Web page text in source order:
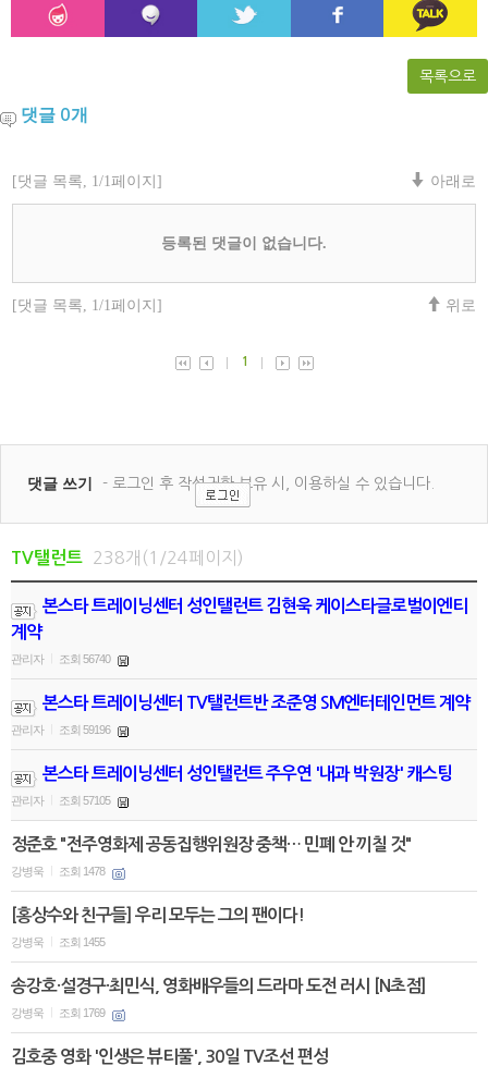
목록으로
댓글 0개
TV탤런트 238개(1/24페이지)
본스타 트레이닝센터 성인탤런트 김현욱 케이스타글로벌이엔티
계약
관리자 조회 56740
본스타 트레이닝센터 TV탤런트반 조준영 SM엔터테인먼트 계약
관리자 조회 59196
본스타 트레이닝센터 성인탤런트 주우연 '내과 박원장' 캐스팅
관리자 조회 57105
정준호 "전주영화제 공동집행위원장 중책… 민폐 안 끼칠 것"
강병욱 조회 1478
[홍상수와 친구들] 우리 모두는 그의 팬이다!
강병욱 조회 1455
송강호·설경구·최민식, 영화배우들의 드라마 도전 러시 [N초점]
강병욱 조회 1769
김호중 영화 '인생은 뷰티풀', 30일 TV조선 편성